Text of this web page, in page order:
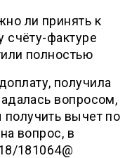
ли принять к
счёту-фактуре
полностью
получила
вопросом,
вычет по
вопрос, в
181064@